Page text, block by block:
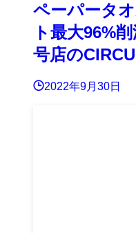
ペーパータ
ト最大96%
号店の
2022年9月30日